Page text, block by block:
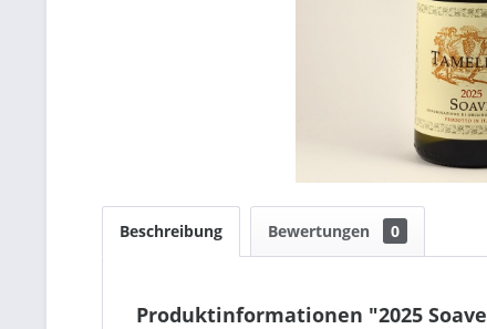
Beschreibung Bewertungen 0
Produktinformationen "2025